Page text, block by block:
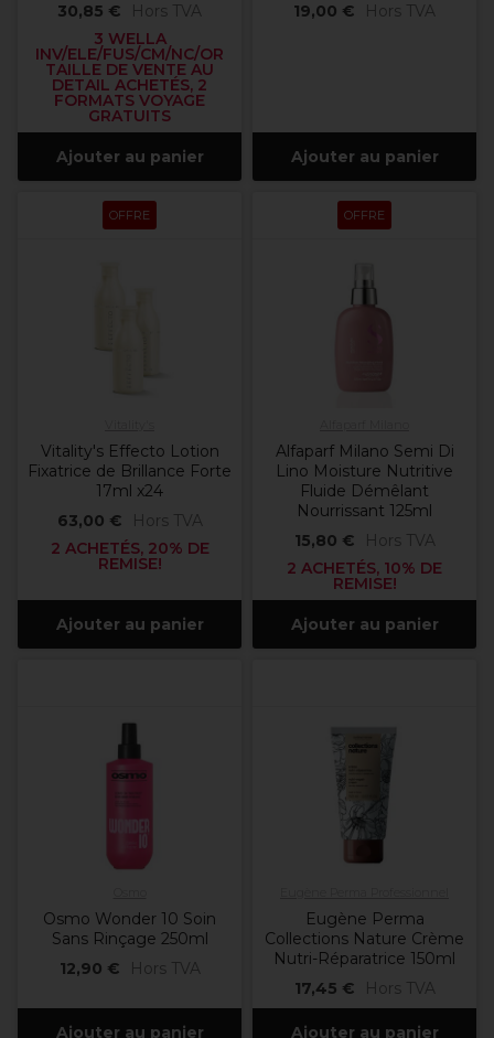
30,85 €
Hors TVA
3 WELLA
INV/ELE/FUS/CM/NC/OR
TAILLE DE VENTE AU
DETAIL ACHETÉS, 2
FORMATS VOYAGE
GRATUITS
Ajouter au panier
19,00 €
Hors TVA
Ajouter au panier
OFFRE
Vitality's Effecto Lotion
Fixatrice de Brillance Forte
17ml x24
63,00 €
Hors TVA
2 ACHETÉS, 20% DE
REMISE!
Ajouter au panier
OFFRE
Alfaparf Milano Semi Di
Lino Moisture Nutritive
Fluide Démêlant
Nourrissant 125ml
15,80 €
Hors TVA
2 ACHETÉS, 10% DE
REMISE!
Ajouter au panier
Osmo Wonder 10 Soin
Sans Rinçage 250ml
12,90 €
Hors TVA
Ajouter au panier
Eugène Perma
Collections Nature Crème
Nutri-Réparatrice 150ml
17,45 €
Hors TVA
Ajouter au panier